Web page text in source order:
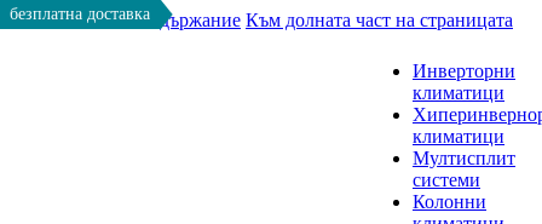
Към основното съдържание Към долната част на страницата
Инверторни
климатици
климатици
Мултисплит
системи
Колонни
безплатна доставка